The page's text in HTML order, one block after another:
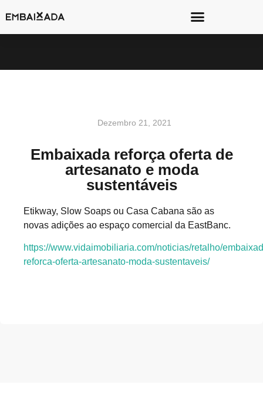
Dezembro 21, 2021
Embaixada reforça oferta de
artesanato e moda
sustentáveis
Etikway, Slow Soaps ou Casa Cabana são as
novas adições ao espaço comercial da EastBanc.
https://www.vidaimobiliaria.com/noticias/retalho/
reforca-oferta-artesanato-moda-sustentaveis/